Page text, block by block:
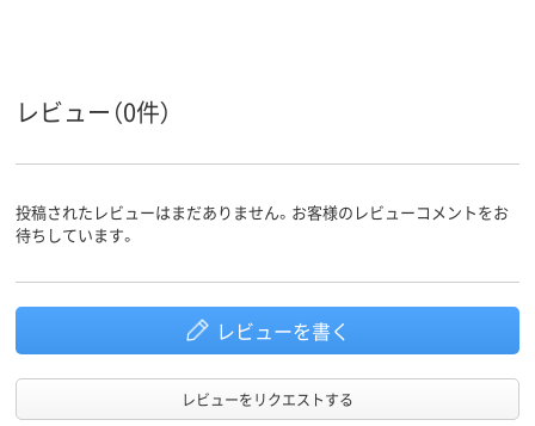
吊り穴 あり
エンボス
アスクル
商品環境
レビュー（0件）
投稿されたレビューはまだありません。お客様のレビューコメントをお
待ちしています。
レビューを書く
レビューをリクエストする